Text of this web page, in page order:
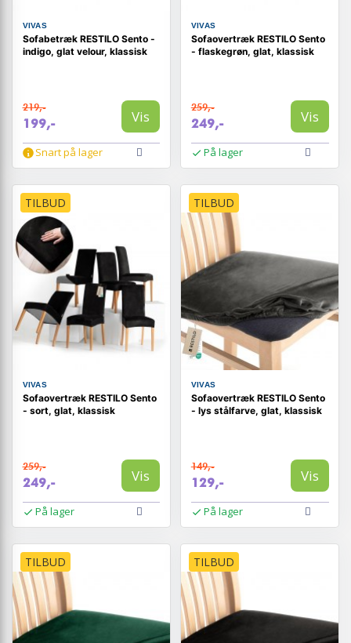
VIVAS
Sofabetræk RESTILO Sento -
indigo, glat velour, klassisk
219,-
199,- Vis
Snart på lager
VIVAS
Sofaovertræk RESTILO Sento
- flaskegrøn, glat, klassisk
259,-
249,- Vis
På lager
TILBUD
VIVAS
Sofaovertræk RESTILO Sento
- sort, glat, klassisk
259,-
249,- Vis
På lager
TILBUD
VIVAS
Sofaovertræk RESTILO Sento
- lys stålfarve, glat, klassisk
149,-
129,- Vis
På lager
TILBUD TILBUD